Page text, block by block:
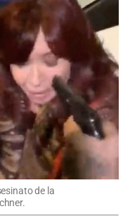
de la